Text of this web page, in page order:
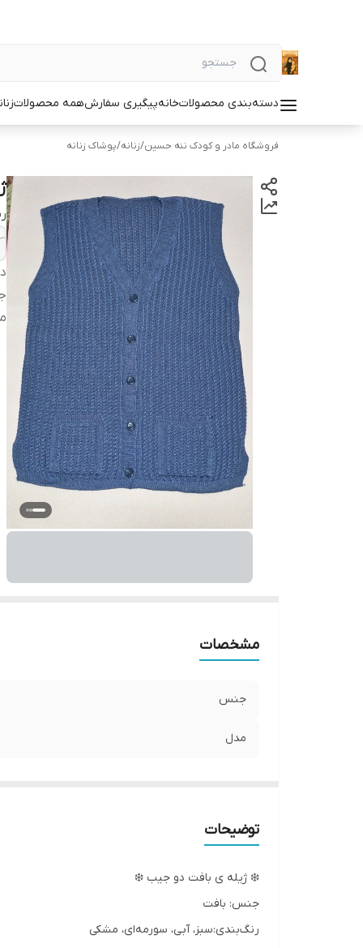
دسته‌بندی محصولاتخانهپیگیری سفارشهمه محصولات
فروشگاه مادر و کودک ننه حسین/زنانه/پوشاک زنانه
مشخصات
جنس
مدل
توضیحات
❄️ ژیله ی بافت دو جیب ❄️
جنس: بافت
رنگ‌بندی:سبز، آبی، سورمه‌ای، مشکی